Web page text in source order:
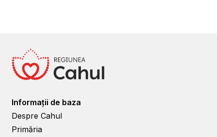
Informații de baza
Despre Cahul
Primăria